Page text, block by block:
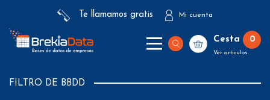
Te llamamos gratis Mi cuenta
Cesta 0
Ver artículos
FILTRO DE BBDD